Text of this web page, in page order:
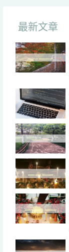
最新文章